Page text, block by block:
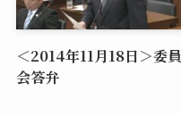
＜2014年11月18日＞委員
会答弁